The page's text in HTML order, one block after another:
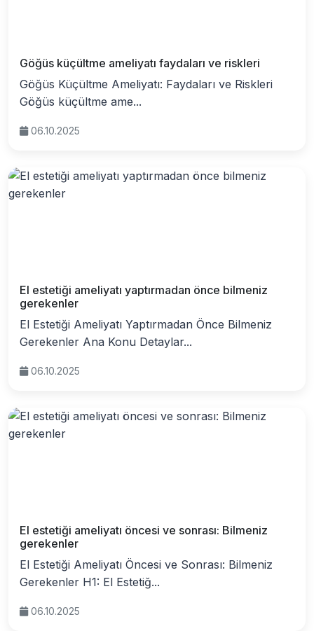
Göğüs küçültme ameliyatı faydaları ve riskleri
Göğüs Küçültme Ameliyatı: Faydaları ve Riskleri
Göğüs küçültme ame...
06.10.2025
El estetiği ameliyatı yaptırmadan önce bilmeniz
gerekenler
El Estetiği Ameliyatı Yaptırmadan Önce Bilmeniz
Gerekenler Ana Konu Detaylar...
06.10.2025
El estetiği ameliyatı öncesi ve sonrası: Bilmeniz
gerekenler
El Estetiği Ameliyatı Öncesi ve Sonrası: Bilmeniz
Gerekenler H1: El Estetiğ...
06.10.2025